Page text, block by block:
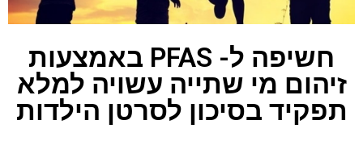
חשיפה ל- PFAS באמצעות
זיהום מי שתייה עשויה למלא
תפקיד בסיכון לסרטן הילדות